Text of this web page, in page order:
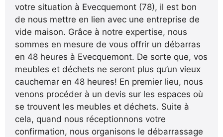
votre situation à Evecquemont (78), il est bon
de nous mettre en lien avec une entreprise de
vide maison. Grâce à notre expertise, nous
sommes en mesure de vous offrir un débarras
en 48 heures à Evecquemont. De sorte que, vos
meubles et déchets ne seront plus qu’un vieux
cauchemar en 48 heures! En premier lieu, nous
venons procéder à un devis sur les espaces où
se trouvent les meubles et déchets. Suite à
cela, quand nous réceptionnons votre
confirmation, nous organisons le débarrassage